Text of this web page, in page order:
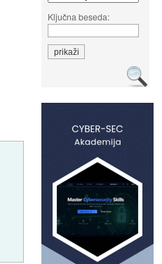
Ključna beseda: